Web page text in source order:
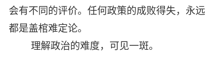
会有不同的评价。任何政策的成败得失，永远
都是盖棺难定论。
理解政治的难度，可见一斑。